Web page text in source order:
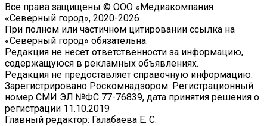
Все права защищены © ООО «Медиакомпания
«Северный город», 2020-2026
При полном или частичном цитировании ссылка на
«Северный город» обязательна.
Редакция не несет ответственности за информацию,
содержащуюся в рекламных объявлениях.
Редакция не предоставляет справочную информацию.
Зарегистрировано Роскомнадзором. Регистрационный
номер СМИ ЭЛ №ФС 77-76839, дата принятия решения о
регистрации 11.10.2019
Главный редактор: Галабаева Е. С.